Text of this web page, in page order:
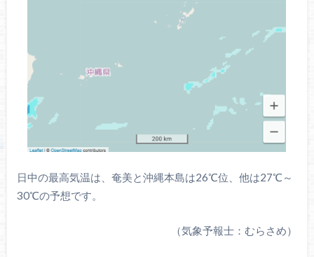
日中の最高気温は、奄美と沖縄本島は26℃位、他は27℃～
30℃の予想です。
（気象予報士：むらさめ）